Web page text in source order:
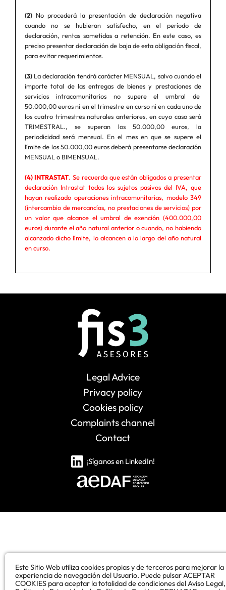
(2)No procederá la presentación de declaración negativa
cuando no se hubieran satisfecho, en el período de
declaración, rentas sometidas a retención. En este caso, es
preciso presentar declaración de baja de esta obligación fiscal,
para evitar requerimientos.
(3)La declaración tendrá carácter MENSUAL, salvo cuando el
importe total de las entregas de bienes y prestaciones de
servicios intracomunitarios no supere el umbral de
50.000,00 euros ni en el trimestre en curso ni en cada uno de
los cuatro trimestres naturales anteriores, en cuyo caso será
TRIMESTRAL., se superan los 50.000,00 euros, la
periodicidad será mensual. En el mes en que se supere el
límite de los 50.000,00 euros deberá presentarse declaración
MENSUAL o BIMENSUAL.
(4) INTRASTAT. Se recuerda que están obligados a presentar
declaración Intrastat todos los sujetos pasivos del IVA, que
hayan realizado operaciones intracomunitarias, modelo 349
(intercambio de mercancías, no prestaciones de servicios) por
un valor que alcance el umbral de exención (400.000,00
euros) durante el año natural anterior o cuando, no habiendo
alcanzado dicho límite, lo alcancen a lo largo del año natural
en curso.
Legal Advice
Privacy policy
Cookies policy
Complaints channel
Contact
¡Síganos en LinkedIn!
Este Sitio Web utiliza cookies propias y de terceros para mejorar la
experiencia de navegación del Usuario. Puede pulsar ACEPTAR
COOKIES para aceptar la totalidad de condiciones del Aviso Legal,